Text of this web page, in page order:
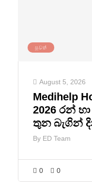
පුවත්
August 5, 2026
Medihelp
2026 රන්
තුන බැගින්
By ED Team
0 0